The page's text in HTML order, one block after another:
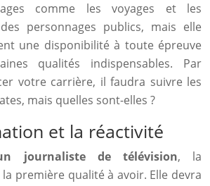
comme les voyages et les
personnages publics, mais elle
une disponibilité à toute épreuve
qualités indispensables. Par
votre carrière, il faudra suivre les
mais quelles sont-elles ?
et la réactivité
journaliste de télévision, la
première qualité à avoir. Elle devra